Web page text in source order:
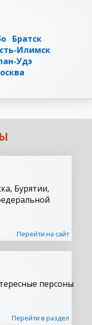
Братск
Илимск
Удэ
Бурятии,
Перейти на сайт
персоны
Перейти в раздел